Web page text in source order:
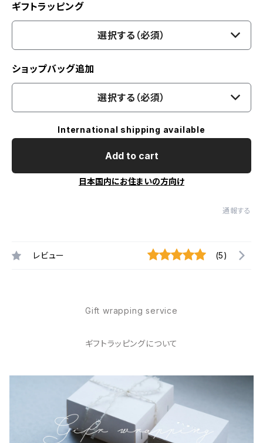
ギフトラッピング
選択する（必須）
ショップバッグ追加
選択する（必須）
International shipping available
Add to cart
日本国内にお住まいの方向け
通報する
レビュー (5)
Gift wrapping service
ギフトラッピングについて